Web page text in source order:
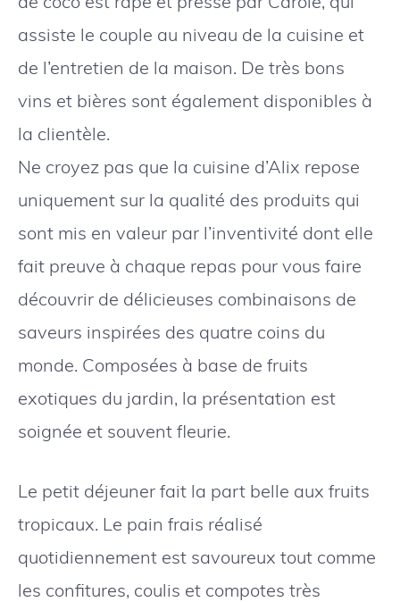
assiste le couple au niveau de la cuisine et
de l’entretien de la maison. De très bons
vins et bières sont également disponibles à
la clientèle.
Ne croyez pas que la cuisine d’Alix repose
uniquement sur la qualité des produits qui
sont mis en valeur par l’inventivité dont elle
fait preuve à chaque repas pour vous faire
découvrir de délicieuses combinaisons de
saveurs inspirées des quatre coins du
monde. Composées à base de fruits
exotiques du jardin, la présentation est
soignée et souvent fleurie.
Le petit déjeuner fait la part belle aux fruits
tropicaux. Le pain frais réalisé
quotidiennement est savoureux tout comme
les confitures, coulis et compotes très